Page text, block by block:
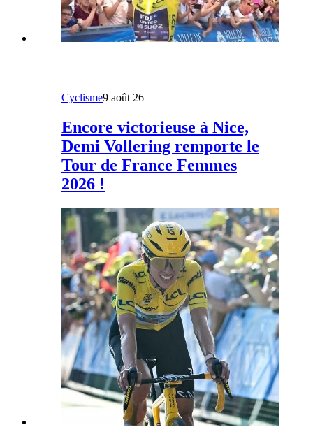
Cyclisme9 août 26
Encore victorieuse à Nice,
Demi Vollering remporte le
Tour de France Femmes
2026 !